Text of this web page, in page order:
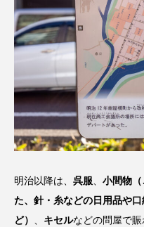
明治以降は、 呉服
小間物
た、針・糸などの日用品や
ど）
キセルなどの問屋で